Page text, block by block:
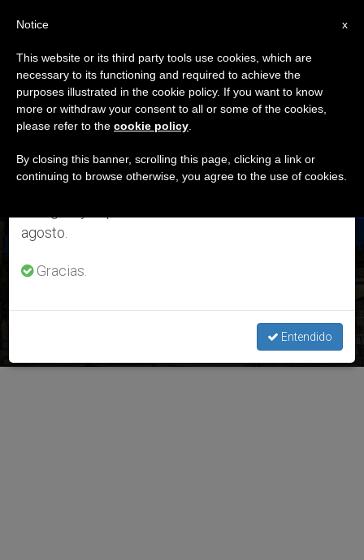
DÍA
Noviembre 6th, 2020
ÚLTIMAS NOTICIAS
Italia: El Papa dona una cruz pectoral al Museo del Crucifijo
de Caltagirone
×
Aviso importante
Del 27 de julio al 7 de agosto haremos la pausa
anual, aprovechando que en el periodo de verano
se generan menos informaciones y también el
agosto.
Gracias.
Entendido
x
Notice
This website or its third party tools use cookies, which are
necessary to its functioning and required to achieve the
purposes illustrated in the cookie policy. If you want to know
more or withdraw your consent to all or some of the cookies,
please refer to the cookie policy
By closing this banner, scrolling this page, clicking a link or
continuing to browse otherwise, you agree to the use of cookies.